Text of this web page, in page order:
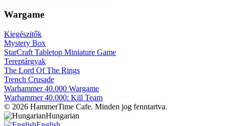
Wargame
Kiegészitők
Mystery Box
StarCraft Tabletop Miniature Game
Tereptárgyak
The Lord Of The Rings
Trench Crusade
Warhammer 40.000 Wargame
Warhammer 40.000: Kill Team
© 2026 HammerTime Cafe. Minden jog fenntartva.
Hungarian